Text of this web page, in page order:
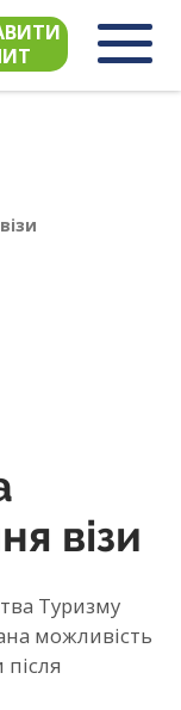
візи
Туризму
можливість
після